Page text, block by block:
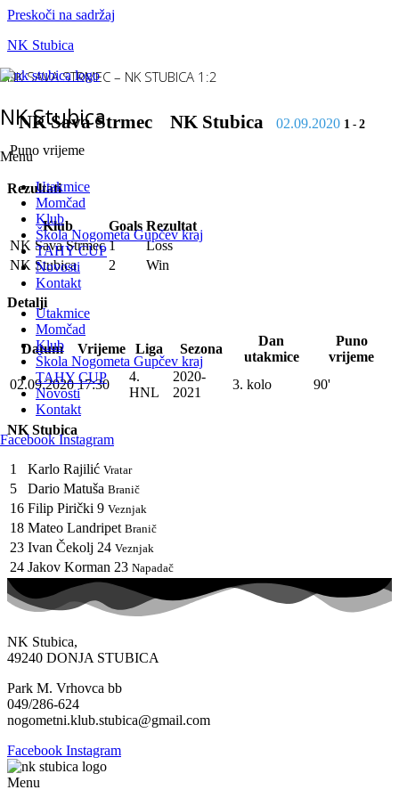
Preskoči na sadržaj
NK Stubica
NK Stubica
Menu
Utakmice
Momčad
Klub
Škola Nogometa Gupčev kraj
TAHY CUP
Novosti
Kontakt
Utakmice
Momčad
Klub
Škola Nogometa Gupčev kraj
TAHY CUP
Novosti
Kontakt
Facebook Instagram
NK SAVA STRMEC – NK STUBICA 1:2
NK Sava Strmec NK Stubica 02.09.2020 1 - 2
Puno vrijeme
Rezultati
Klub Goals Rezultat
NK Sava Strmec 1
Loss
NK Stubica
2 Win
Detalji
Datum Vrijeme Liga Sezona
Dan
utakmice
Puno
vrijeme
02.09.2020 17:30
4.
HNL
2020-
2021
3. kolo 90'
NK Stubica
1 Karlo Rajilić Vratar
5 Dario Matuša Branič
16 Filip Pirički 9 Veznjak
18 Mateo Landripet Branič
23 Ivan Čekolj 24 Veznjak
24 Jakov Korman 23 Napadač
NK Stubica,
49240 DONJA STUBICA
Park M. Vrhovca bb
049/286-624
nogometni.klub.stubica@gmail.com
Facebook Instagram
Menu